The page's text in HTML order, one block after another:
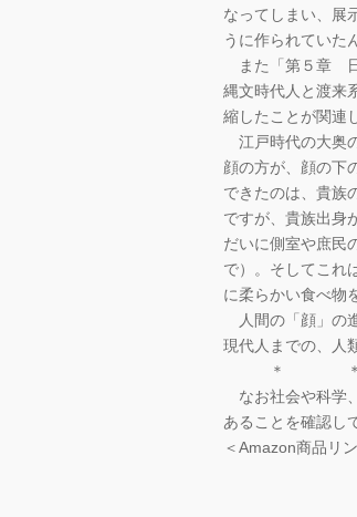
なってしまい、展
うに作られていた
また「第５章 日
縄文時代人と渡来
縮したことが関連
江戸時代の大奥
顔の方が、顔の下
できたのは、貴族
ですが、貴族出身
だいに側室や庶民
で）。そしてこれ
に柔らかい食べ物
人間の「顔」の
現代人までの、人
＊
なお社会や科学
あることを確認し
＜Amazon商品リ